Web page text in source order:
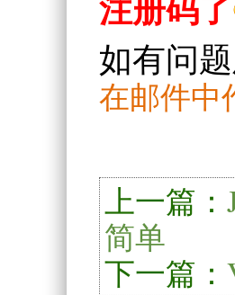
如有问
在邮件中
上一篇：
简单
下一篇：